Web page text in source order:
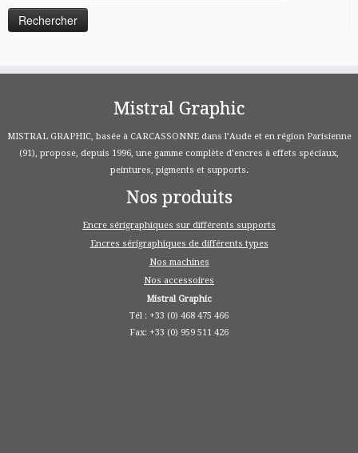
Mistral Graphic
MISTRAL GRAPHIC, basée à CARCASSONNE dans l’Aude et en région Parisienne
(91), propose, depuis 1996, une gamme complète d’encres à effets spéciaux,
peintures, pigments et supports.
Nos produits
Encre sérigraphiques sur différents supports
Encres sérigraphiques de différents types
Nos machines
Nos accessoires
Mistral Graphic
Tél : +33 (0) 468 475 466
Fax: +33 (0) 959 511 426